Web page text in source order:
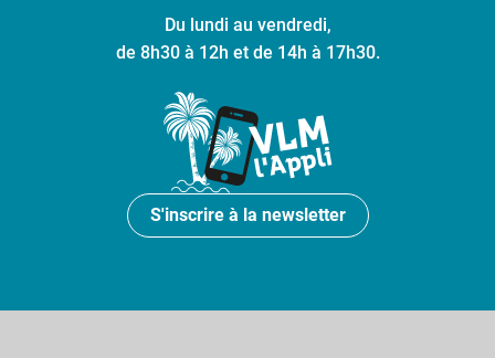
Du lundi au vendredi,
de 8h30 à 12h et de 14h à 17h30.
S'inscrire à la newsletter